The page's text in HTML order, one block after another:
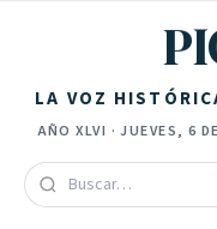
LA VOZ
AÑOXLVI ·JUEVES, 6